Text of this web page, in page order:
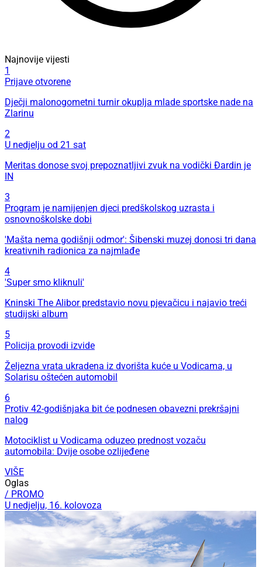
Najnovije vijesti
1
Prijave otvorene
Dječji malonogometni turnir okuplja mlade sportske nade na
Zlarinu
2
U nedjelju od 21 sat
Meritas donose svoj prepoznatljivi zvuk na vodički Đardin je
IN
3
Program je namijenjen djeci predškolskog uzrasta i
osnovnoškolske dobi
'Mašta nema godišnji odmor': Šibenski muzej donosi tri dana
kreativnih radionica za najmlađe
4
'Super smo kliknuli'
Kninski The Alibor predstavio novu pjevačicu i najavio treći
studijski album
5
Policija provodi izvide
Željezna vrata ukradena iz dvorišta kuće u Vodicama, u
Solarisu oštećen automobil
6
Protiv 42-godišnjaka bit će podnesen obavezni prekršajni
nalog
Motociklist u Vodicama oduzeo prednost vozaču
automobila: Dvije osobe ozlijeđene
VIŠE
Oglas
/ PROMO
U nedjelju, 16. kolovoza